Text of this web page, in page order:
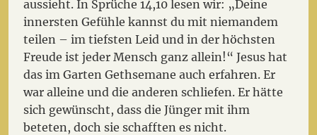
aussieht. In Sprüche 14,10 lesen wir: „Deine
innersten Gefühle kannst du mit niemandem
teilen – im tiefsten Leid und in der höchsten
Freude ist jeder Mensch ganz allein!“ Jesus hat
das im Garten Gethsemane auch erfahren. Er
war alleine und die anderen schliefen. Er hätte
sich gewünscht, dass die Jünger mit ihm
beteten, doch sie schafften es nicht.